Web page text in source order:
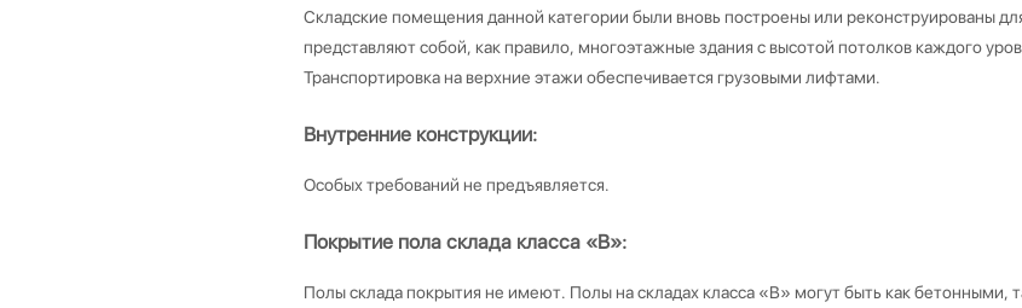
Складские помещения данной категории были вновь построены или реконструированы
представляют собой, как правило, многоэтажные здания с высотой потолков каждого
Транспортировка на верхние этажи обеспечивается грузовыми лифтами.
Внутренние конструкции:
Особых требований не предъявляется.
Покрытие пола склада класса «B»:
Полы склада покрытия не имеют. Полы на складах класса «В» могут быть как бетонными,